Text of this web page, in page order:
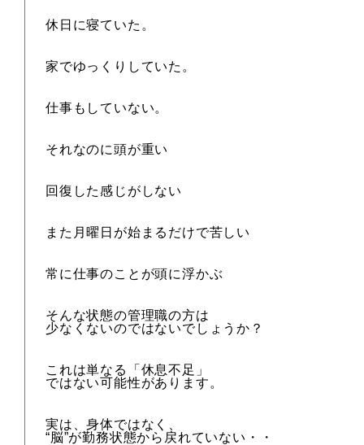
休日に寝ていた。
家でゆっくりしていた。
仕事もしていない。
それなのに頭が重い
回復した感じがしない
また月曜日が始まるだけで苦しい
常に仕事のことが頭に浮かぶ
そんな状態の管理職の方は
少なくないのではないでしょうか？
これは単なる「休息不足」
ではない可能性があります。
実は、身体ではなく、
“脳”が勤務状態から戻れていない・・